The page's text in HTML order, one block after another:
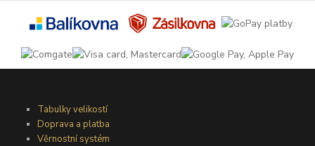
Tabulky velikostí
Doprava a platba
Věrnostní systém